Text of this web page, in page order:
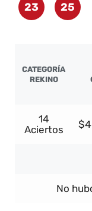
23 25
CATEGORÍA
REKINO
14
Aciertos
No